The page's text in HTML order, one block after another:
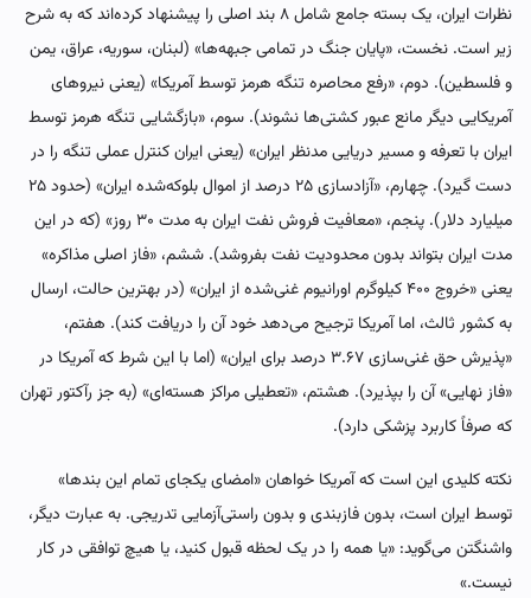
نظرات ایران، یک بسته جامع شامل ۸ بند اصلی را پیشنهاد کرده‌اند که به شرح
زیر است. نخست، «پایان جنگ در تمامی جبهه‌ها» (لبنان، سوریه، عراق، یمن
و فلسطین). دوم، «رفع محاصره تنگه هرمز توسط آمریکا» (یعنی نیروهای
آمریکایی دیگر مانع عبور کشتی‌ها نشوند). سوم، «بازگشایی تنگه هرمز توسط
ایران با تعرفه و مسیر دریایی مدنظر ایران» (یعنی ایران کنترل عملی تنگه را در
دست گیرد). چهارم، «آزادسازی ۲۵ درصد از اموال بلوکه‌شده ایران» (حدود ۲۵
میلیارد دلار). پنجم، «معافیت فروش نفت ایران به مدت ۳۰ روز» (که در این
مدت ایران بتواند بدون محدودیت نفت بفروشد). ششم، «فاز اصلی مذاکره»
یعنی «خروج ۴۰۰ کیلوگرم اورانیوم غنی‌شده از ایران» (در بهترین حالت، ارسال
به کشور ثالث، اما آمریکا ترجیح می‌دهد خود آن را دریافت کند). هفتم،
«پذیرش حق غنی‌سازی ۳.۶۷ درصد برای ایران» (اما با این شرط که آمریکا در
«فاز نهایی» آن را بپذیرد). هشتم، «تعطیلی مراکز هسته‌ای» (به جز رآکتور تهران
که صرفاً کاربرد پزشکی دارد).
نکته کلیدی این است که آمریکا خواهان «امضای یکجای تمام این بندها»
توسط ایران است، بدون فازبندی و بدون راستی‌آزمایی تدریجی. به عبارت دیگر،
واشنگتن می‌گوید: «یا همه را در یک لحظه قبول کنید، یا هیچ توافقی در کار
نیست.»